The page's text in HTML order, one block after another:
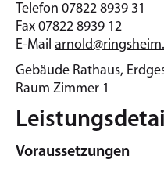
Telefon 07822 8939 31
Fax 07822 8939 12
E-Mail
Gebäude Rathaus,
Raum Zimmer 1
Voraussetzungen